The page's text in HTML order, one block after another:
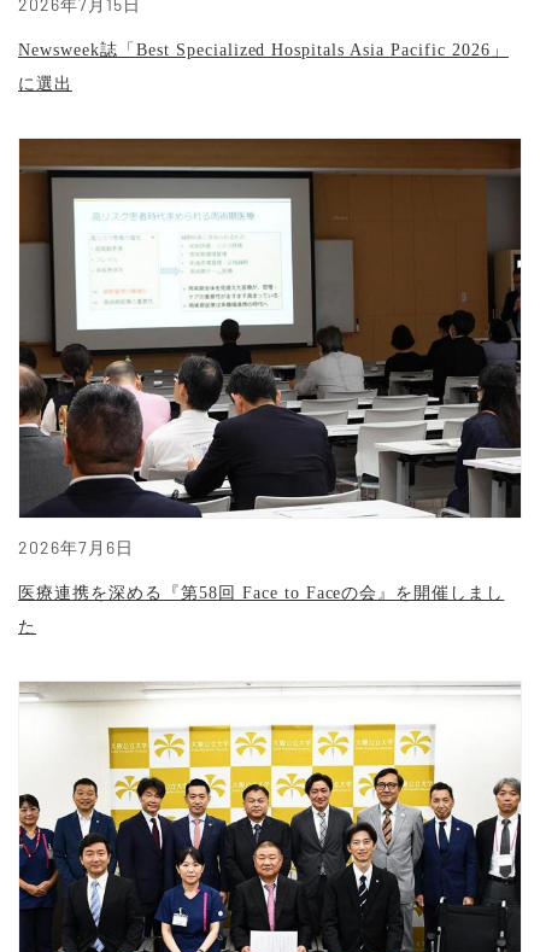
2026年7月15日
Newsweek誌「Best Specialized Hospitals Asia Pacific 2026」
に選出
2026年7月6日
医療連携を深める『第58回 Face to Faceの会』を開催しまし
た